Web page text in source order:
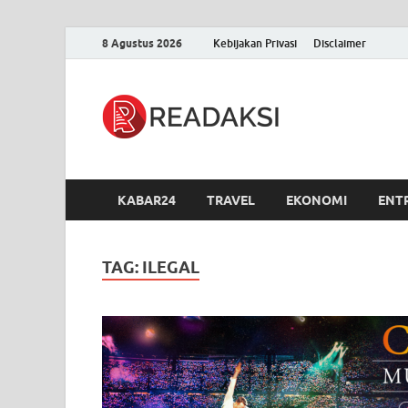
8 Agustus 2026 Kebijakan Privasi Disclaimer
KABAR24 TRAVEL EKONOMI
TAG: ILEGAL